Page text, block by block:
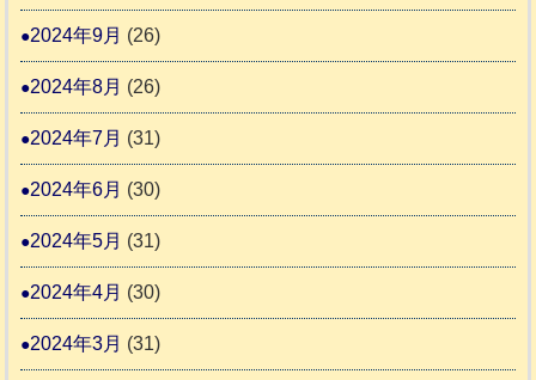
2024年9月 (26)
2024年8月 (26)
2024年7月 (31)
2024年6月 (30)
2024年5月 (31)
2024年4月 (30)
2024年3月 (31)